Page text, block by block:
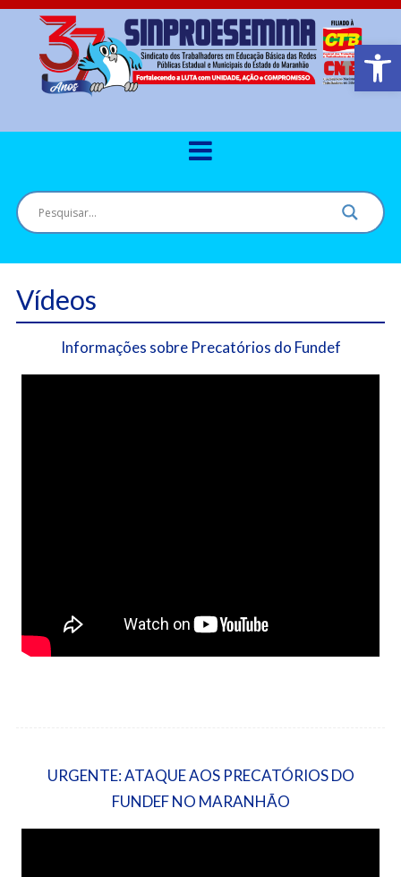
Barra de
Vídeos
Informações sobre Precatórios do Fundef
URGENTE: ATAQUE AOS PRECATÓRIOS DO
FUNDEF NO MARANHÃO